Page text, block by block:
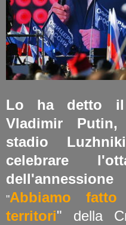
Lo ha detto il
Vladimir
stadio
celebrare
"Abbiamo
territori" della